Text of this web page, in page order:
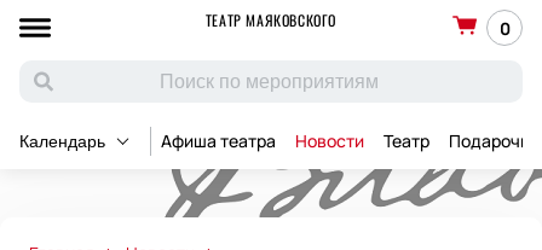
ТЕАТР МАЯКОВСКОГО 0
Календарь Афиша театра Новости Театр